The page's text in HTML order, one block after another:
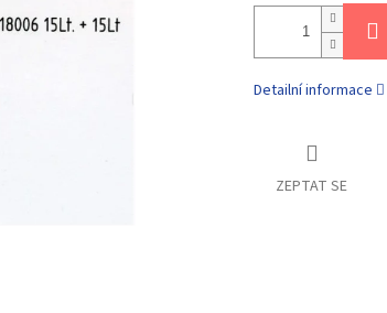
Detailní informace
ZEPTAT SE